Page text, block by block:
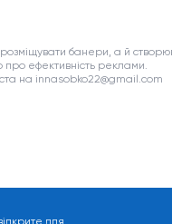
банери, а й
ефективність реклами.
на innasobko22@gmail.com
для